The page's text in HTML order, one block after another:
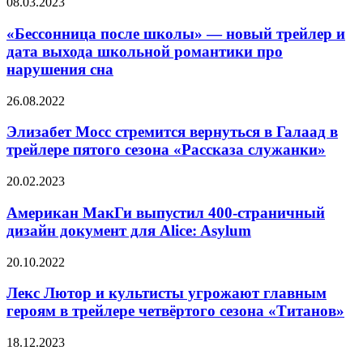
Dark
The
Devil
in
школы»
—
новый
трейлер
дата
школьной
романтики
про
нарушения
«Бессонница после школы» — новый трейлер и
дата выхода школьной романтики про
нарушения сна
Элизабет
стремится
вернуться
в
в
пятого
сезона
служанки»
26.08.2022
Элизабет Мосс стремится вернуться в Галаад в
трейлере пятого сезона «Рассказа служанки»
Американ
выпустил
400-
страничный
документ
Alice:
Asylum
20.02.2023
Американ МакГи выпустил 400-страничный
дизайн документ для Alice: Asylum
Лекс
и
угрожают
героям
20.10.2022
Лекс Лютор и культисты угрожают главным
героям в трейлере четвёртого сезона «Титанов»
Анонс
18.12.2023